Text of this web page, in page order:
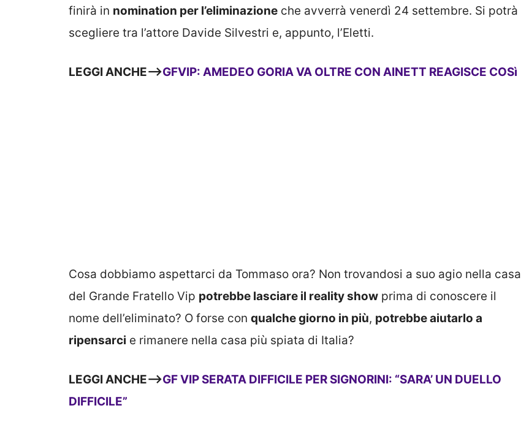
finirà in nomination per l’eliminazione che avverrà venerdì 24 settembre. Si potrà
scegliere tra l’attore Davide Silvestri e, appunto, l’Eletti.
LEGGI ANCHE—>GFVIP: AMEDEO GORIA VA OLTRE CON AINETT REAGISCE COSì
Cosa dobbiamo aspettarci da Tommaso ora? Non trovandosi a suo agio nella casa
del Grande Fratello Vip potrebbe lasciare il reality show prima di conoscere il
nome dell’eliminato? O forse con qualche giorno in più, potrebbe aiutarlo a
ripensarci e rimanere nella casa più spiata di Italia?
LEGGI ANCHE—>GF VIP SERATA DIFFICILE PER SIGNORINI: “SARA’ UN DUELLO
DIFFICILE”